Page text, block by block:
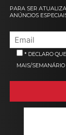
PARA SER
ANÚNCIOS
* DECLARO
MAIS/SEMANÁRIO